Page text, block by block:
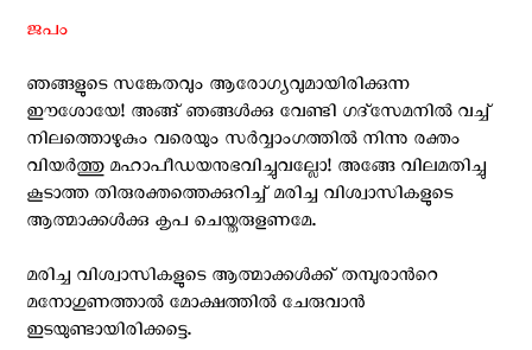
ജപം
ഞങ്ങളുടെ സങ്കേതവും ആരോഗ്യവുമായിരിക്കുന്ന
ഈശോയേ! അങ്ങ് ഞങ്ങള്‍ക്കു വേണ്ടി ഗദ്സേമനില്‍ വച്ച്
നിലത്തൊഴുകും വരെയും സര്‍വ്വാംഗത്തില്‍ നിന്നു രക്തം
വിയര്‍ത്തു മഹാപീഡയനുഭവിച്ചുവല്ലോ! അങ്ങേ വിലമതിച്ചു
കൂടാത്ത തിരുരക്തത്തെക്കുറിച്ച് മരിച്ച വിശ്വാസികളുടെ
ആത്മാക്കള്‍ക്കു കൃപ ചെയ്തരുളണമേ.
മരിച്ച വിശ്വാസികളുടെ ആത്മാക്കള്‍ക്ക് തമ്പുരാന്‍റെ
മനോഗുണത്താല്‍ മോക്ഷത്തില്‍ ചേരുവാന്‍
ഇടയുണ്ടായിരിക്കട്ടെ.